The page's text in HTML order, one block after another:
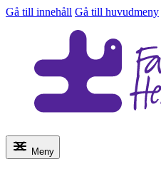
Gå till innehåll Gå till huvudmeny
Meny